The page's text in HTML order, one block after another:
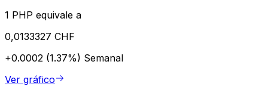
1 PHP equivale a
0,0133327 CHF
+0.0002 (1.37%) Semanal
Ver gráfico